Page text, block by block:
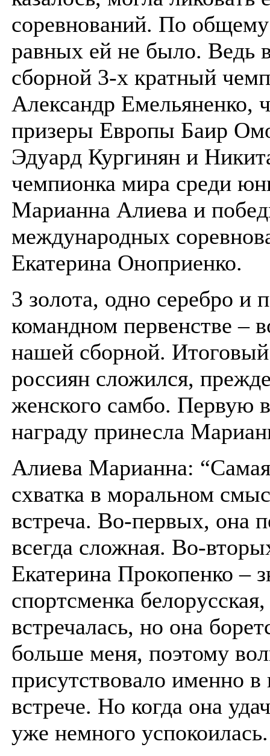
соревнований. По
равных ей не было. Ведь
сборной 3-х кратный
Александр Емельяненко,
призеры Европы Баир
Эдуард Кургинян и
чемпионка мира среди
Марианна Алиева и
международных
Екатерина Оноприенко.
3 золота, одно серебро и
командном первенстве –
нашей сборной.
россиян сложился,
женского самбо. Первую
награду принесла
Алиева Марианна:
схватка в моральном
встреча. Во-первых, она
всегда сложная. Во-
Екатерина Прокопенко –
спортсменка
встречалась, но она
больше меня, поэтому
присутствовало именно в
встрече. Но когда она
уже немного